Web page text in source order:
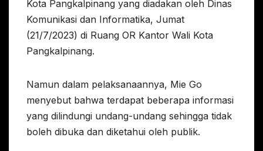
Kota Pangkalpinang yang diadakan oleh Dinas
Komunikasi dan Informatika, Jumat
(21/7/2023) di Ruang OR Kantor Wali Kota
Pangkalpinang.
Namun dalam pelaksanaannya, Mie Go
menyebut bahwa terdapat beberapa informasi
yang dilindungi undang-undang sehingga tidak
boleh dibuka dan diketahui oleh publik.